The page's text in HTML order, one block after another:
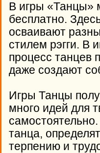
В игры «Танцы»
бесплатно.
осваивают
стилем рэгги. В
процесс танцев
даже создают
Игры Танцы
много идей для
танца,
терпению и